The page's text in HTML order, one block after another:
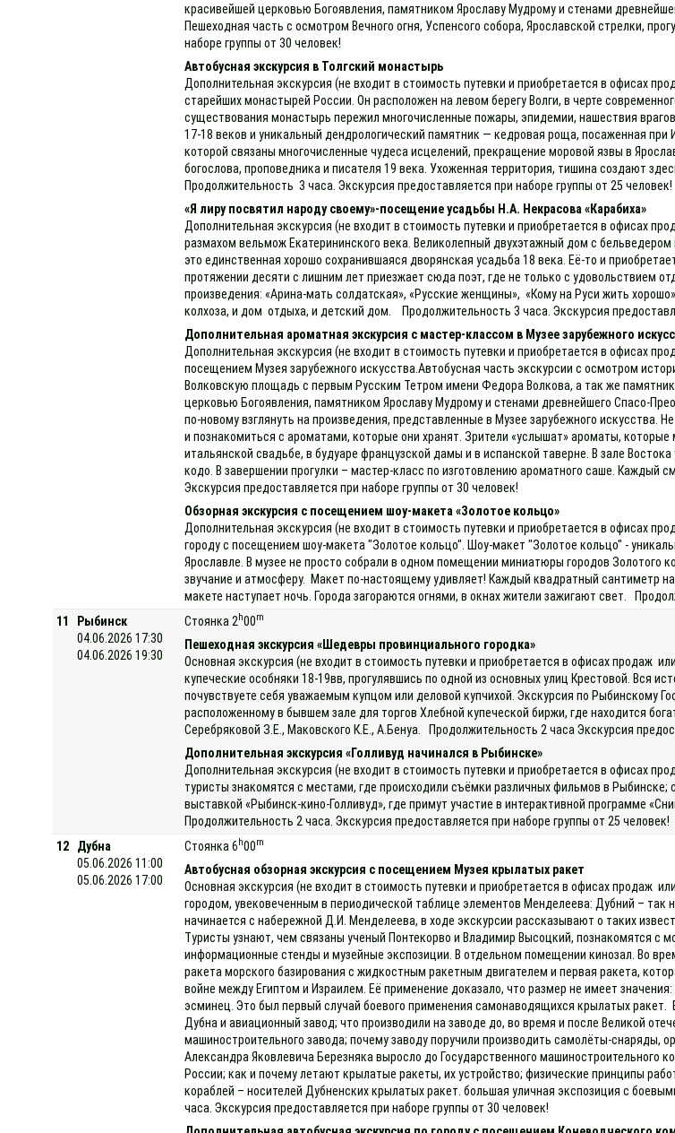
красивейшей церковью Богоявления, памятником Ярославу Мудрому и стенами
Пешеходная часть с осмотром Вечного огня, Успенсого собора, Ярославской стрелки,
наборе группы от 30 человек!
Автобусная экскурсия в Толгский монастырь
Дополнительная экскурсия (не входит в стоимость путевки и приобретается в офисах
старейших монастырей России. Он расположен на левом берегу Волги, в черте
существования монастырь пережил многочисленные пожары, эпидемии, нашествия
17-18 веков и уникальный дендрологический памятник — кедровая роща, посаженная
которой связаны многочисленные чудеса исцелений, прекращение моровой язвы в
богослова, проповедника и писателя 19 века. Ухоженная территория, тишина создают
Продолжительность 3 часа. Экскурсия предоставляется при наборе группы от 25 человек!
«Я лиру посвятил народу своему»-посещение усадьбы Н.А. Некрасова «Карабиха»
Дополнительная экскурсия (не входит в стоимость путевки и приобретается в офисах
размахом вельмож Екатерининского века. Великолепный двухэтажный дом с
это единственная хорошо сохранившаяся дворянская усадьба 18 века. Её-то и
протяжении десяти с лишним лет приезжает сюда поэт, где не только с удовольствием
произведения: «Арина-мать солдатская», «Русские женщины», «Кому на Руси жить
колхоза, и дом отдыха, и детский дом. Продолжительность 3 часа. Экскурсия
Дополнительная ароматная экскурсия с мастер-классом в Музее зарубежного
Дополнительная экскурсия (не входит в стоимость путевки и приобретается в офисах
посещением Музея зарубежного искусства.Автобусная часть экскурсии с осмотром
Волковскую площадь с первым Русским Тетром имени Федора Волкова, а так же
церковью Богоявления, памятником Ярославу Мудрому и стенами древнейшего Спасо-
по-новому взглянуть на произведения, представленные в Музее зарубежного
и познакомиться с ароматами, которые они хранят. Зрители «услышат» ароматы,
итальянской свадьбе, в будуаре французской дамы и в испанской таверне. В зале
кодо. В завершении прогулки – мастер-класс по изготовлению ароматного саше.
Экскурсия предоставляется при наборе группы от 30 человек!
Обзорная экскурсия с посещением шоу-макета «Золотое кольцо»
Дополнительная экскурсия (не входит в стоимость путевки и приобретается в офисах
городу с посещением шоу-макета "Золотое кольцо". Шоу-макет "Золотое кольцо" -
Ярославле. В музее не просто собрали в одном помещении миниатюры городов Золотого
звучание и атмосферу. Макет по-настоящему удивляет! Каждый квадратный сантиметр
макете наступает ночь. Города загораются огнями, в окнах жители зажигают свет.
11
Рыбинск
04.06.2026 17:30
04.06.2026 19:30
Стоянка 2 h00m
Пешеходная экскурсия «Шедевры провинциального городка»
Основная экскурсия (не входит в стоимость путевки и приобретается в офисах продаж
купеческие особняки 18-19вв, прогулявшись по одной из основных улиц Крестовой. Вся
почувствуете себя уважаемым купцом или деловой купчихой. Экскурсия по Рыбинскому
расположенному в бывшем зале для торгов Хлебной купеческой биржи, где находится
Серебряковой З.Е., Маковского К.Е., А.Бенуа. Продолжительность 2 часа Экскурсия
Дополнительная экскурсия «Голливуд начинался в Рыбинске»
Дополнительная экскурсия (не входит в стоимость путевки и приобретается в офисах
туристы знакомятся с местами, где происходили съёмки различных фильмов в
выставкой «Рыбинск-кино-Голливуд», где примут участие в интерактивной программе
Продолжительность 2 часа. Экскурсия предоставляется при наборе группы от 25 человек!
12
Дубна
05.06.2026 11:00
05.06.2026 17:00
Стоянка 6 h00m
Автобусная обзорная экскурсия с посещением Музея крылатых ракет
Основная экскурсия (не входит в стоимость путевки и приобретается в офисах продаж
городом, увековеченным в периодической таблице элементов Менделеева: Дубний –
начинается с набережной Д.И. Менделеева, в ходе экскурсии рассказывают о таких
Туристы узнают, чем связаны ученый Понтекорво и Владимир Высоцкий, познакомятся
информационные стенды и музейные экспозиции. В отдельном помещении кинозал. Во
ракета морского базирования с жидкостным ракетным двигателем и первая ракета,
войне между Египтом и Израилем. Её применение доказало, что размер не имеет
эсминец. Это был первый случай боевого применения самонаводящихся крылатых
Дубна и авиационный завод; что производили на заводе до, во время и после Великой
машиностроительного завода; почему заводу поручили производить самолёты-снаряды,
Александра Яковлевича Березняка выросло до Государственного
России; как и почему летают крылатые ракеты, их устройство; физические принципы
кораблей – носителей Дубненских крылатых ракет. большая уличная экспозиция с
часа. Экскурсия предоставляется при наборе группы от 30 человек!